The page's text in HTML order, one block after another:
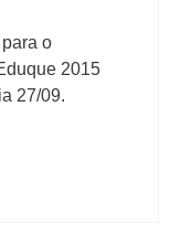
o
2015
27/09.